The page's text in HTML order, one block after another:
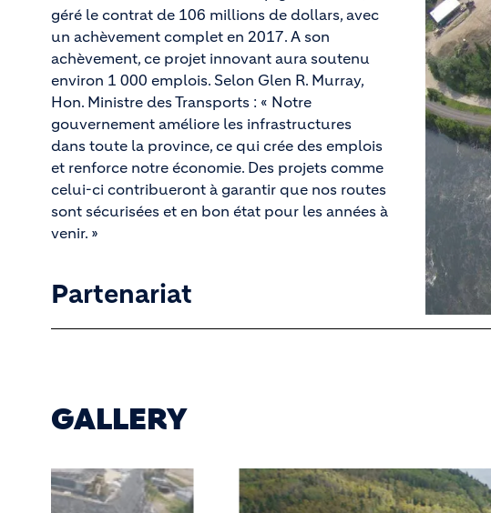
géré le contrat de 106 millions de dollars, avec
un achèvement complet en 2017. A son
achèvement, ce projet innovant aura soutenu
environ 1 000 emplois. Selon Glen R. Murray,
Hon. Ministre des Transports : « Notre
gouvernement améliore les infrastructures
dans toute la province, ce qui crée des emplois
et renforce notre économie. Des projets comme
celui-ci contribueront à garantir que nos routes
sont sécurisées et en bon état pour les années à
venir. »
Partenariat
GALLERY